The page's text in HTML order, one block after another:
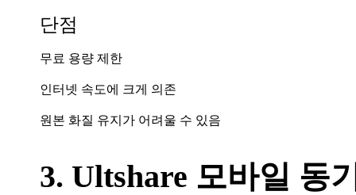
단점
무료 용량 제한
인터넷 속도에 크게 의존
원본 화질 유지가 어려울 수 있음
3. Ultshare 모바일 동